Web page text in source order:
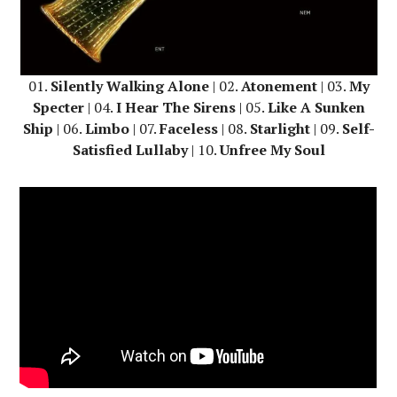
01. Silently Walking Alone| 02.Atonement| 03.My
Specter| 04.I Hear The Sirens| 05.Like A Sunken
Ship | 06.Limbo| 07.Faceless| 08. Starlight| 09. Self-
Satisfied Lullaby| 10.Unfree My Soul